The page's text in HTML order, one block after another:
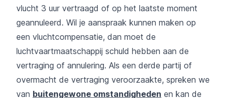
vlucht 3 uur vertraagd of op het laatste moment
geannuleerd. Wil je aanspraak kunnen maken op
een vluchtcompensatie, dan moet de
luchtvaartmaatschappij schuld hebben aan de
vertraging of annulering. Als een derde partij of
overmacht de vertraging veroorzaakte, spreken we
van buitengewone omstandigheden en kan de